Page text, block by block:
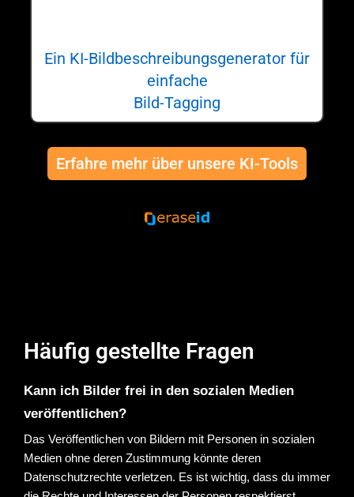
Ein KI-Bildbeschreibungsgenerator für
einfache
Bild-Tagging
Erfahre mehr über unsere KI-Tools
Häufig gestellte Fragen
Kann ich Bilder frei in den sozialen Medien
veröffentlichen?
Das Veröffentlichen von Bildern mit Personen in sozialen
Medien ohne deren Zustimmung könnte deren
Datenschutzrechte verletzen. Es ist wichtig, dass du immer